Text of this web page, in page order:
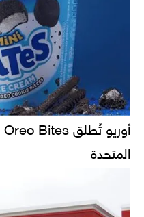
المتحدة